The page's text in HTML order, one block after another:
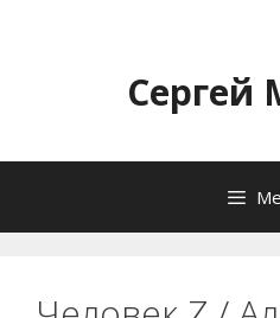
содержимомуСергей